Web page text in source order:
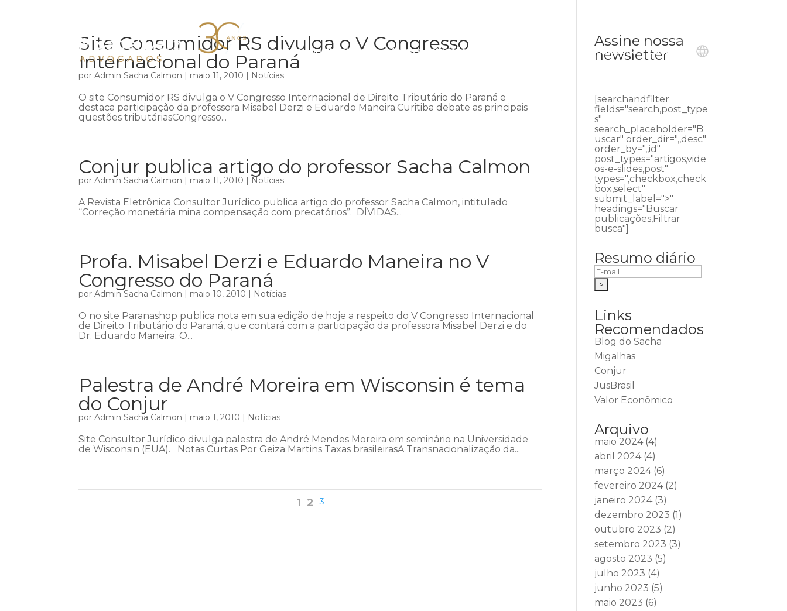
Início Institucional Áreas de atuação Ouvidoria Contato
Site Consumidor RS divulga o V Congresso
Internacional do Paraná
porAdmin Sacha Calmon | maio 11, 2010 | Notícias
O site Consumidor RS divulga o V Congresso Internacional de Direito Tributário do Paraná e
destaca participação da professora Misabel Derzi e Eduardo Maneira.Curitiba debate as principais
questões tributáriasCongresso...
Conjur publica artigo do professor Sacha Calmon
porAdmin Sacha Calmon | maio 11, 2010 | Notícias
A Revista Eletrônica Consultor Jurídico publica artigo do professor Sacha Calmon, intitulado
“Correção monetária mina compensação com precatórios”. DÍVIDAS...
Profa. Misabel Derzi e Eduardo Maneira no V
Congresso do Paraná
porAdmin Sacha Calmon | maio 10, 2010 | Notícias
O no site Paranashop publica nota em sua edição de hoje a respeito do V Congresso Internacional
de Direito Tributário do Paraná, que contará com a participação da professora Misabel Derzi e do
Dr. Eduardo Maneira. O...
Palestra de André Moreira em Wisconsin é tema
do Conjur
porAdmin Sacha Calmon | maio 1, 2010 | Notícias
Site Consultor Jurídico divulga palestra de André Mendes Moreira em seminário na Universidade
de Wisconsin (EUA). Notas Curtas Por Geiza Martins Taxas brasileirasA Transnacionalização da...
1 2 3
Assine nossa
newsletter
[searchandfilter
fields="search,post_type
s"
search_placeholder="B
uscar" order_dir=",,desc"
order_by=",,id"
post_types="artigos,vide
os-e-slides,post"
types=",checkbox,check
box,select"
submit_label=">"
headings="Buscar
publicações,Filtrar
busca"]
Resumo diário
Links
Recomendados
Blog do Sacha
Migalhas
Conjur
JusBrasil
Valor Econômico
Arquivo
maio 2024(4)
abril 2024(4)
março 2024(6)
fevereiro 2024(2)
janeiro 2024(3)
dezembro 2023 (1)
outubro 2023 (2)
setembro 2023 (3)
agosto 2023 (5)
julho 2023 (4)
junho 2023 (5)
maio 2023 (6)